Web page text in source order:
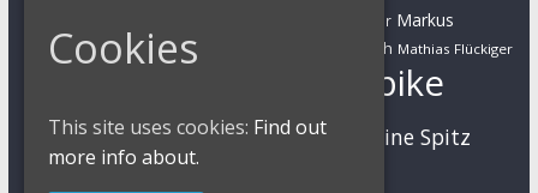
Markus Bauer Markus
Kaufmann Markus Schulte-Lünzum Martin Gluth Mathias Flückiger
Mountainbike
MTB Nadine Rieder Nino Schurter Sabine Spitz
Simon Stiebjahn
Cookies
This site uses cookies: Find out
more info about.